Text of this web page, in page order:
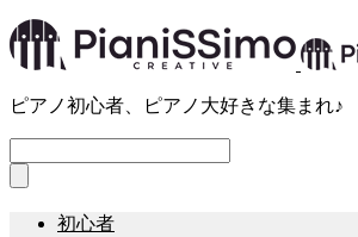
ピアノ初心者、ピアノ大好きな集まれ♪
初心者